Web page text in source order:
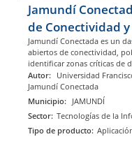
Jamundí
de Conectividad
Jamundí Conectada es un
abiertos de conectividad,
identificar zonas críticas de
Autor: Universidad
Jamundí Conectada
Municipio: JAMUNDÍ
Sector: Tecnologías de la
Tipo de producto: